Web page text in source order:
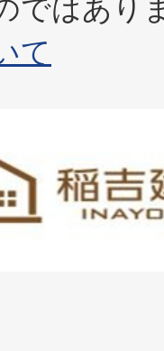
ではあり
て